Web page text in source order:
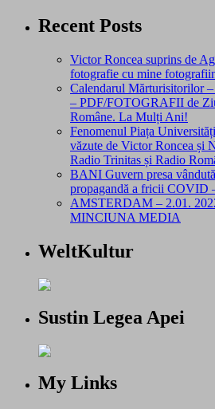
Recent Posts
Victor Roncea suprins de
fotografie cu mine
Calendarul Mărturisitorilor
– PDF/FOTOGRAFII de
Române. La Mulți Ani!
Fenomenul Piața
văzute de Victor Roncea și
Radio Trinitas și Radio
BANI Guvern presa
propagandă a fricii COVID
AMSTERDAM – 2.01.
MINCIUNA MEDIA
WeltKultur
Sustin Legea Apei
My Links